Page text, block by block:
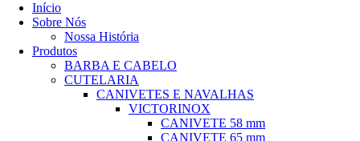
Início
Sobre Nós
Nossa História
Produtos
BARBA E CABELO
CUTELARIA
CANIVETES E NAVALHAS
VICTORINOX
CANIVETE 58 mm
CANIVETE 65 mm